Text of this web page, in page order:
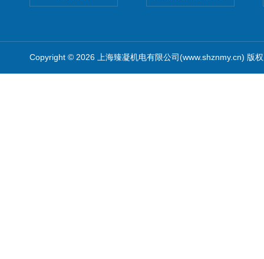
Copyright © 2026 上海臻凝机电有限公司(www.shznmy.cn) 版